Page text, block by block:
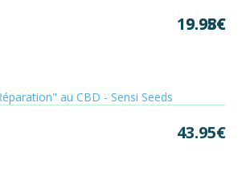
au CBD - Sensi Seeds
19.95€
9.98€
43.95€